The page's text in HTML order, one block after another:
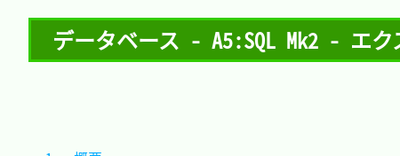
データベース - A5:SQL Mk2 - エ